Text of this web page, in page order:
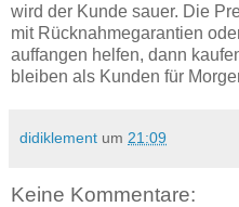
wird der Kunde sauer. Die
mit Rücknahmegarantien
auffangen helfen, dann
bleiben als Kunden für
didiklement um 21:09
Keine Kommentare: